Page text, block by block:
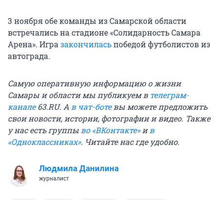
3 ноября обе команды из Самарской области
встречались на стадионе «Солидарность Самара
Арена». Игра закончиласьпобедой футболистов из
автограда.
Самую оперативную информацию о жизни
Самары и области мы публикуем в телеграм-
канале63.RU. А в чат-ботевы можете предложить
свои новости, истории, фотографии и видео. Также
у нас есть группы во «ВКонтакте»и в
«Одноклассниках». Читайте нас где удобно.
Людмила Данилина
журналист